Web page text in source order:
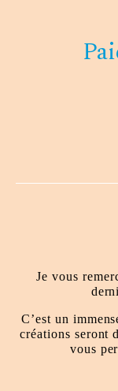
Je vous
C’est un
créations seront
vous